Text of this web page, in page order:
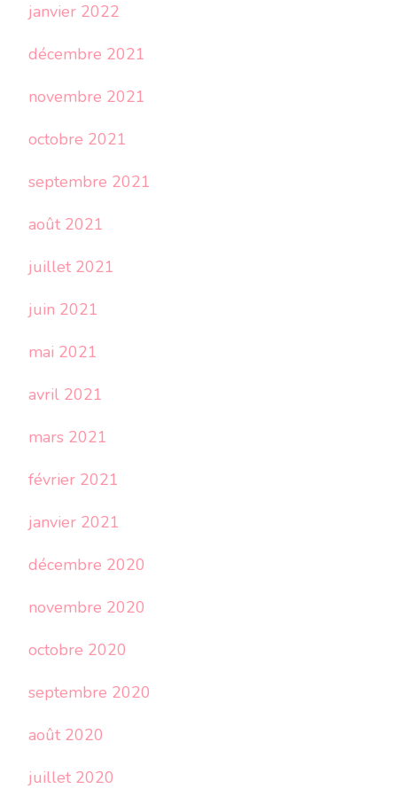
janvier 2022
décembre 2021
novembre 2021
octobre 2021
septembre 2021
août 2021
juillet 2021
juin 2021
mai 2021
avril 2021
mars 2021
février 2021
janvier 2021
décembre 2020
novembre 2020
octobre 2020
septembre 2020
août 2020
juillet 2020